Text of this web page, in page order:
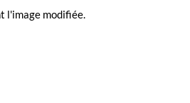
l'image modifiée.